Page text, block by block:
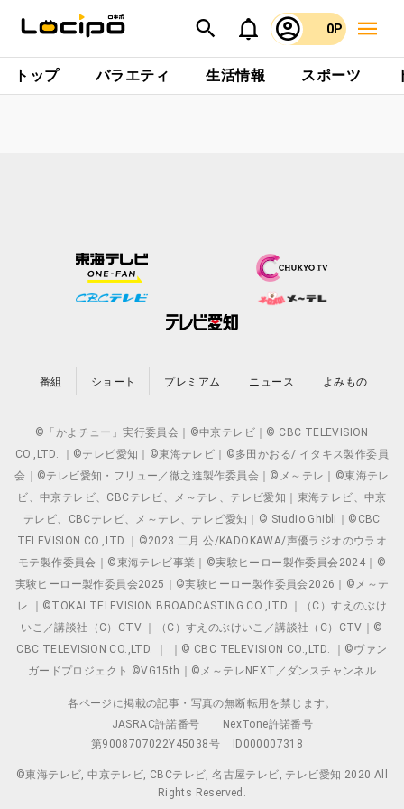
0P
トップ バラエティ 生活情報 スポーツ
番組 ショート プレミアム ニュース よみもの
©「かよチュー」実行委員会｜©中京テレビ｜© CBC TELEVISION
CO.,LTD. ｜©テレビ愛知｜©東海テレビ｜©多田かおる/ イタキス製作委員
会｜©テレビ愛知・フリュー／徹之進製作委員会｜©メ～テレ｜©東海テレ
ビ、中京テレビ、CBCテレビ、メ～テレ、テレビ愛知｜東海テレビ、中京
テレビ、CBCテレビ、メ～テレ、テレビ愛知｜© Studio Ghibli｜©CBC
TELEVISION CO.,LTD.｜©2023 二月 公/KADOKAWA/声優ラジオのウラオ
モテ製作委員会｜©東海テレビ事業｜©実験ヒーロー製作委員会2024｜©
実験ヒーロー製作委員会2025｜©実験ヒーロー製作委員会2026｜©メ～テ
レ ｜©TOKAI TELEVISION BROADCASTING CO.,LTD.｜（C）すえのぶけ
いこ／講談社（C）CTV ｜（C）すえのぶけいこ／講談社（C）CTV｜©
CBC TELEVISION CO.,LTD. ｜ ｜© CBC TELEVISION CO.,LTD. ｜©ヴァン
ガードプロジェクト ©VG15th｜©メ～テレNEXT／ダンスチャンネル
各ページに掲載の記事・写真の無断転用を禁じます。
JASRAC許諾番号
NexTone許諾番号
第9008707022Y45038号
ID000007318
©東海テレビ, 中京テレビ, CBCテレビ, 名古屋テレビ, テレビ愛知 2020 All
Rights Reserved.